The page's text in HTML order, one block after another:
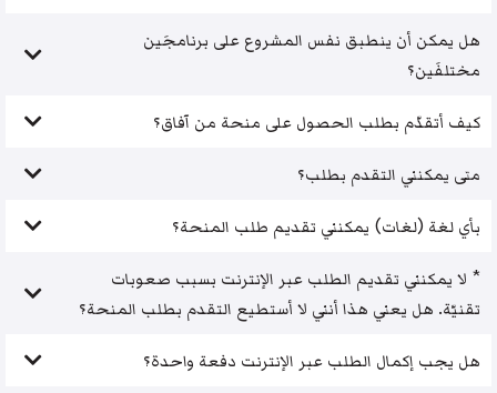
هل يمكن أن ينطبق نفس المشروع على برنامجَين
مختلفَين؟
كيف أتقدّم بطلب الحصول على منحة من آفاق؟
متى يمكنني التقدم بطلب؟
بأي لغة (لغات) يمكنني تقديم طلب المنحة؟
* لا يمكنني تقديم الطلب عبر الإنترنت بسبب صعوبات
تقنيّة. هل يعني هذا أنني لا أستطيع التقدم بطلب المنحة؟
هل يجب إكمال الطلب عبر الإنترنت دفعة واحدة؟